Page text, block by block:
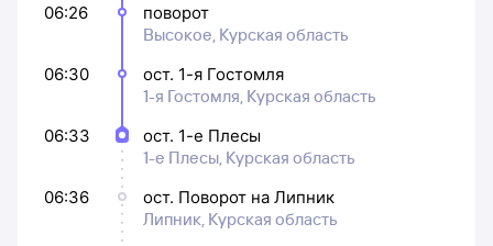
06:26
поворот
Высокое, Курская область
06:30
ост. 1-я Гостомля
1-я Гостомля, Курская область
06:33
ост. 1-е Плесы
1-е Плесы, Курская область
06:36
ост. Поворот на Липник
Липник, Курская область